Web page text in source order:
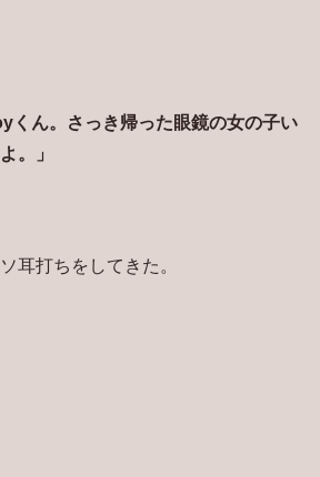
くん。さっき帰った眼鏡の女の子い
。」
耳打ちをしてきた。